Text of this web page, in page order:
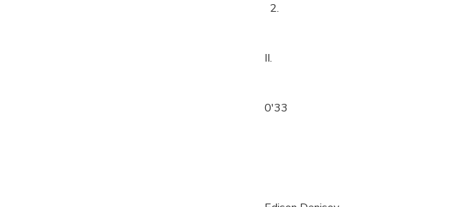
2.
II.
0'33